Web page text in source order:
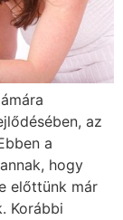
az
a
hogy
előttünk már
Korábbi